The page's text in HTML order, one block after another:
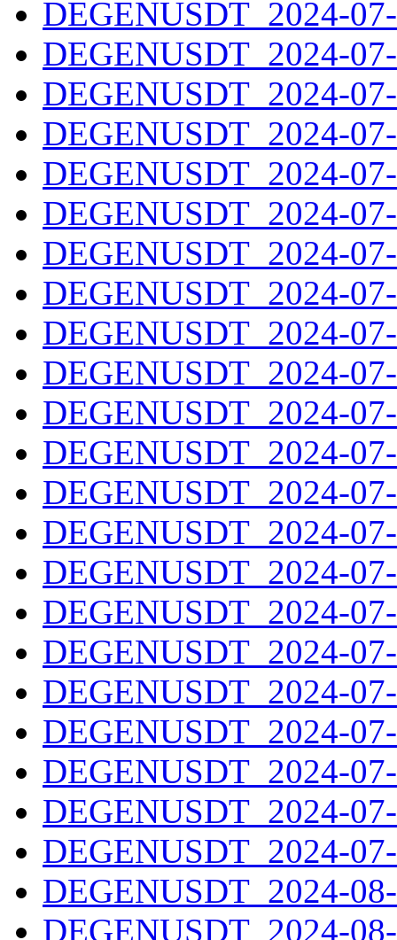
DEGENUSDT_2024-
DEGENUSDT_2024-
DEGENUSDT_2024-
DEGENUSDT_2024-
DEGENUSDT_2024-
DEGENUSDT_2024-
DEGENUSDT_2024-
DEGENUSDT_2024-
DEGENUSDT_2024-
DEGENUSDT_2024-
DEGENUSDT_2024-
DEGENUSDT_2024-
DEGENUSDT_2024-
DEGENUSDT_2024-
DEGENUSDT_2024-
DEGENUSDT_2024-
DEGENUSDT_2024-
DEGENUSDT_2024-
DEGENUSDT_2024-
DEGENUSDT_2024-
DEGENUSDT_2024-
DEGENUSDT_2024-
DEGENUSDT_2024-
DEGENUSDT_2024-